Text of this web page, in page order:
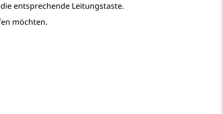
entsprechende Leitungstaste.
möchten.